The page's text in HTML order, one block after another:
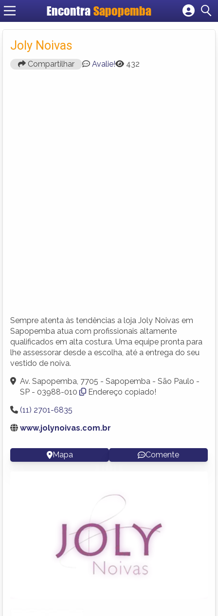
Encontra Sapopemba
Cadastrar empresa
Joly Noivas
Compartilhar Avalie! 432
Sempre atenta às tendências a loja Joly Noivas em
Sapopemba atua com profissionais altamente
qualificados em alta costura. Uma equipe pronta para
lhe assessorar desde a escolha, até a entrega do seu
vestido de noiva.
Av. Sapopemba, 7705 - Sapopemba - São Paulo -
SP - 03988-010
Endereço copiado!
(11) 2701-6835
www.jolynoivas.com.br
Mapa Comente